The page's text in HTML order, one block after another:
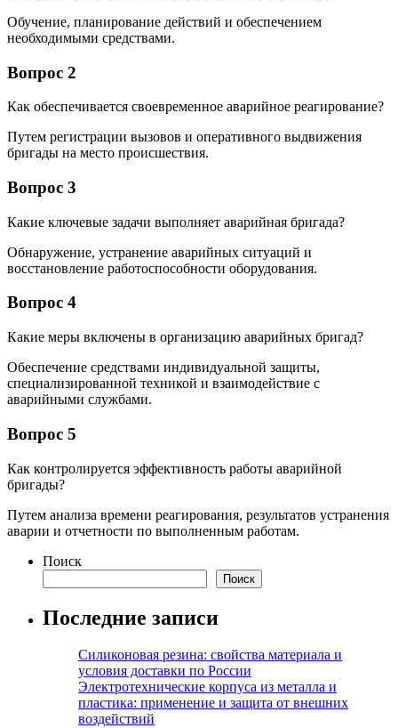
Обучение, планирование действий и обеспечением
необходимыми средствами.
Вопрос 2
Как обеспечивается своевременное аварийное реагирование?
Путем регистрации вызовов и оперативного выдвижения
бригады на место происшествия.
Вопрос 3
Какие ключевые задачи выполняет аварийная бригада?
Обнаружение, устранение аварийных ситуаций и
восстановление работоспособности оборудования.
Вопрос 4
Какие меры включены в организацию аварийных бригад?
Обеспечение средствами индивидуальной защиты,
специализированной техникой и взаимодействие с
аварийными службами.
Вопрос 5
Как контролируется эффективность работы аварийной
бригады?
Путем анализа времени реагирования, результатов устранения
аварии и отчетности по выполненным работам.
Поиск
Поиск
Последние записи
Силиконовая резина: свойства материала и
условия доставки по России
Электротехнические корпуса из металла и
пластика: применение и защита от внешних
воздействий